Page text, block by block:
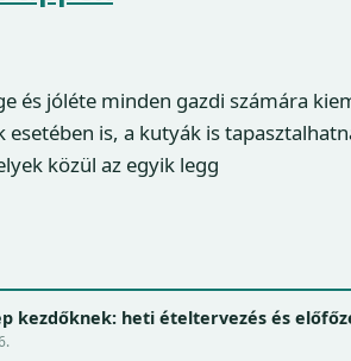
és jóléte minden gazdi számára
esetében is, a kutyák is
közül az egyik legg
kezdőknek: heti ételtervezés és